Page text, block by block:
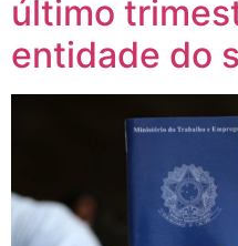
último
entidade do